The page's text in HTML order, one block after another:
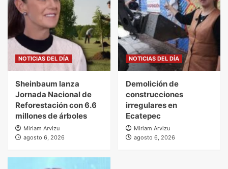
NOTICIAS DEL DÍA
Sheinbaum lanza
Jornada Nacional de
Reforestación con 6.6
millones de árboles
Miriam Arvizu
agosto 6, 2026
NOTICIAS DEL DÍA
Demolición de
construcciones
irregulares en
Ecatepec
Miriam Arvizu
agosto 6, 2026